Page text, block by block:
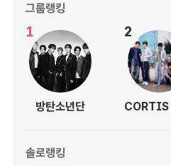
그룹랭킹
1
방탄소년단
2
솔로랭킹